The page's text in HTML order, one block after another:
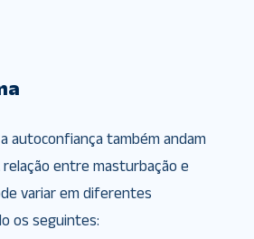
autoconfiança também andam
relação entre masturbação e
variar em diferentes
os seguintes: